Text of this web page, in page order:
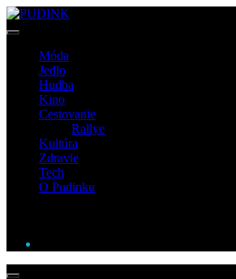
Móda
Jedlo
Hudba
Kino
Cestovanie
Rallye
Kultúra
Zdravie
Tech
O Pudinku